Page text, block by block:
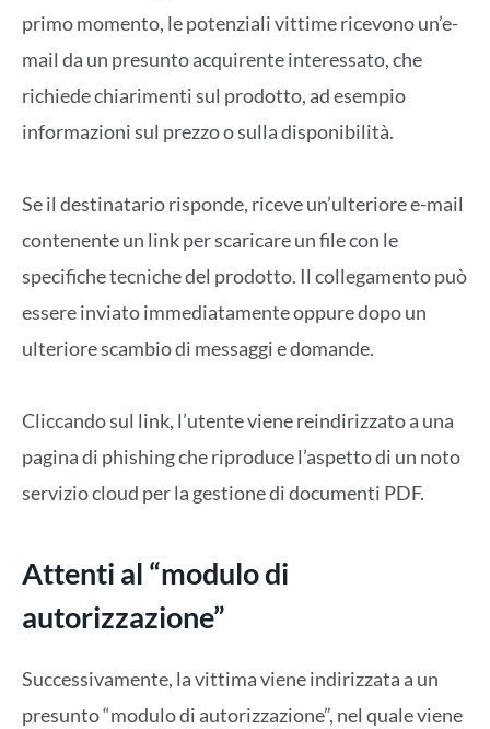
primo momento, le potenziali vittime ricevono un’e-
mail da un presunto acquirente interessato, che
richiede chiarimenti sul prodotto, ad esempio
informazioni sul prezzo o sulla disponibilità.
Se il destinatario risponde, riceve un’ulteriore e-mail
contenente un link per scaricare un file con le
specifiche tecniche del prodotto. Il collegamento può
essere inviato immediatamente oppure dopo un
ulteriore scambio di messaggi e domande.
Cliccando sul link, l’utente viene reindirizzato a una
pagina di phishing che riproduce l’aspetto di un noto
servizio cloud per la gestione di documenti PDF.
Attenti al “modulo di
autorizzazione”
Successivamente, la vittima viene indirizzata a un
presunto “modulo di autorizzazione”, nel quale viene